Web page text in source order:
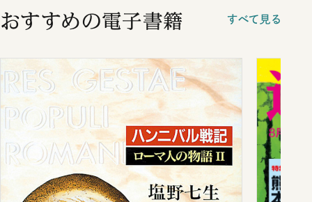
おすすめの電子書籍 すべて見る